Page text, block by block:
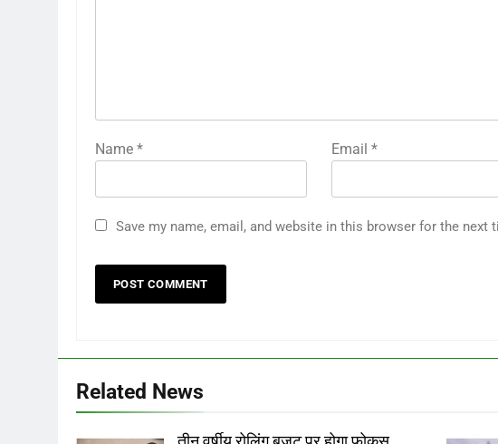
Name * Email *
Save my name, email, and website in this browser for the next
Related News